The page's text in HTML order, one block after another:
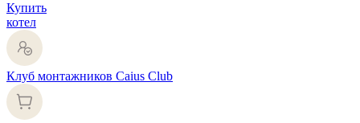
Купить
котел
Клуб монтажников Caius Club